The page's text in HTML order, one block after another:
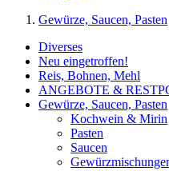
Gewürze, Saucen, Pasten
Diverses
Neu eingetroffen!
Reis, Bohnen, Mehl
ANGEBOTE &
Gewürze, Saucen, Pasten
Kochwein & Mirin
Pasten
Saucen